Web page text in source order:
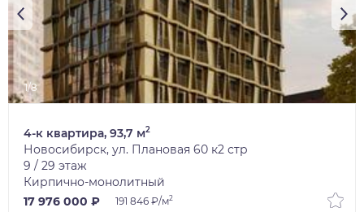
1/8
4-к квартира, 93,7 м2
Новосибирск, ул. Плановая 60 к2 стр
9 / 29 этаж
Кирпично-монолитный
17 976 000 ₽
191 846 ₽/м2